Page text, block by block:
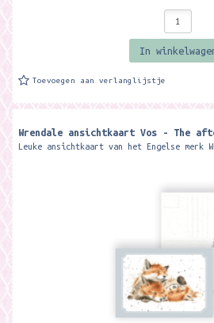
In
Toevoegen aan verlanglijstje
Wrendale ansichtkaart Vos - The
Leuke ansichtkaart van het Engelse merk